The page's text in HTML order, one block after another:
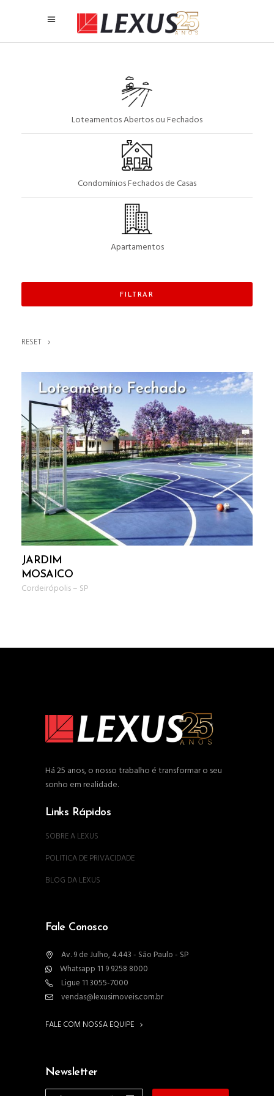
Loteamentos Abertos ou Fechados
Condomínios Fechados de Casas
Apartamentos
FILTRAR
RESET
JARDIM
MOSAICO
Cordeirópolis– SP
Há 25 anos, o nosso trabalho é transformar o seu
sonho em realidade.
Links Rápidos
SOBRE A LEXUS
POLITICA DE PRIVACIDADE
BLOG DA LEXUS
Fale Conosco
Av. 9 de Julho, 4.443 - São Paulo - SP
Whatsapp 11 9 9258 8000
Ligue 11 3055-7000
vendas@lexusimoveis.com.br
FALE COM NOSSA EQUIPE
Newsletter